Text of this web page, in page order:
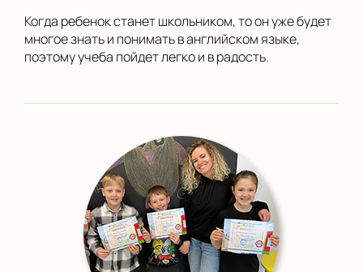
Когда ребенок станет школьником, то он уже будет
многое знать и понимать в английском языке,
поэтому учеба пойдет легко и в радость.